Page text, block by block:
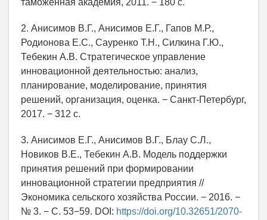
таможенная академия, 2011. − 180 с.
2. Анисимов В.Г., Анисимов Е.Г., Гапов М.Р.,
Родионова Е.С., Сауренко Т.Н., Силкина Г.Ю.,
Тебекин А.В. Стратегическое управление
инновационной деятельностью: анализ,
планирование, моделирование, принятия
решений, организация, оценка. − Санкт-Петербург,
2017. − 312 с.
3. Анисимов Е.Г., Анисимов В.Г., Блау С.Л.,
Новиков В.Е., Тебекин А.В. Модель поддержки
принятия решений при формировании
инновационной стратегии предприятия //
Экономика сельского хозяйства России. − 2016. −
№ 3. − С. 53−59. DOI: https://doi.org/10.32651/2070-